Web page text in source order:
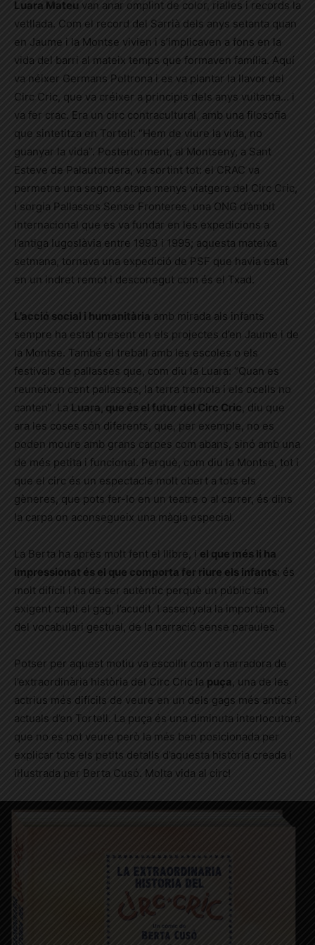
Luara Mateu van anar omplint de color, rialles i records la
vetllada. Com el record del Sarrià dels anys setanta quan
en Jaume i la Montse vivien i s’implicaven a fons en la
vida del barri al mateix temps que formaven família. Aquí
va néixer Germans Poltrona i es va plantar la llavor del
Circ Cric, que va créixer a principis dels anys vuitanta… i
va fer crac. Era un circ contracultural, amb una filosofia
que sintetitza en Tortell: “Hem de viure la vida, no
guanyar la vida”. Posteriorment, al Montseny, a Sant
Esteve de Palautordera, va sortint tot: el CRAC va
permetre una segona etapa menys viatgera del Circ Cric,
i sorgia Pallassos Sense Fronteres, una ONG d’àmbit
internacional que es va fundar en les expedicions a
l’antiga Iugoslàvia entre 1993 i 1995; aquesta mateixa
setmana, tornava una expedició de PSF que havia estat
en un indret remot i desconegut com és el Txad.
L’acció social i humanitària amb mirada als infants
sempre ha estat present en els projectes d’en Jaume i de
la Montse. També el treball amb les escoles o els
festivals de pallasses que, com diu la Luara: “Quan es
reuneixen cent pallasses, la terra tremola i els ocells no
canten”. La Luara, que és el futur del Circ Cric , diu que
ara les coses són diferents, que, per exemple, no es
poden moure amb grans carpes com abans, sinó amb una
de més petita i funcional. Perquè, com diu la Montse, tot i
que el circ és un espectacle molt obert a tots els
gèneres, que pots fer-lo en un teatre o al carrer, és dins
la carpa on aconsegueix una màgia especial.
La Berta ha après molt fent el llibre, i el que més li ha
impressionat és el que comporta fer riure els infants: és
molt difícil i ha de ser autèntic perquè un públic tan
exigent capti el gag, l’acudit. I assenyala la importància
del vocabulari gestual, de la narració sense paraules.
Potser per aquest motiu va escollir com a narradora de
l’extraordinària història del Circ Cric la puça, una de les
actrius més difícils de veure en un dels gags més antics i
actuals d’en Tortell. La puça és una diminuta interlocutora
que no es pot veure però la més ben posicionada per
explicar tots els petits detalls d’aquesta història creada i
il·lustrada per Berta Cusó. Molta vida al circ!